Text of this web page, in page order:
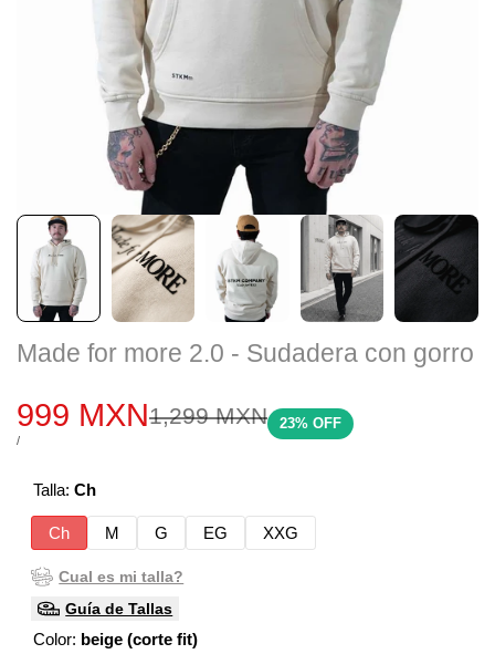
Made for more 2.0 - Sudadera con gorro
Precio
1,299 MXN
Precio
de
venta
999 MXN
PRECIO
/POR
23% OFF
Talla:Ch
Ch M G EG XXG
Cual es mi talla?
Guía de Tallas
Color: beige (corte fit)